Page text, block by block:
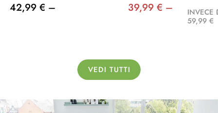
42,99 € – 39,99 € –
INVECE
59,99 €
VEDI TUTTI